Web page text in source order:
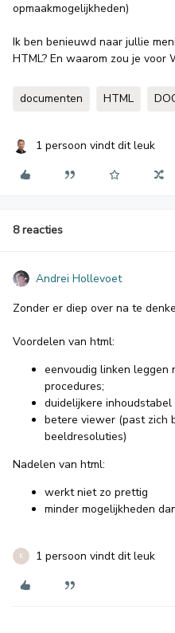
opmaakmogelijkheden)
Ik ben benieuwd naar jullie
HTML? En waarom zou je voor
documenten HTML
1 persoon vindt dit leuk
8 reacties
Andrei Hollevoet
Zonder er diep over na te
Voordelen van html:
eenvoudig linken leggen
procedures;
duidelijkere inhoudstabel
betere viewer (past zich
beeldresoluties)
Nadelen van html:
werkt niet zo prettig
minder mogelijkheden
K 1 persoon vindt dit leuk